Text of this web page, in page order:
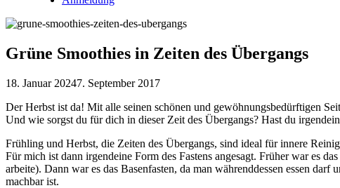
Grüne Smoothies in Zeiten des Übergangs
18. Januar 20247. September 2017
Der Herbst ist da! Mit alle seinen schönen und gewöhnungsbedürftigen
Und wie sorgst du für dich in dieser Zeit des Übergangs? Hast du
Frühling und Herbst, die Zeiten des Übergangs, sind ideal für innere
Für mich ist dann irgendeine Form des Fastens angesagt. Früher war es
arbeite). Dann war es das Basenfasten, da man währenddessen essen
machbar ist.